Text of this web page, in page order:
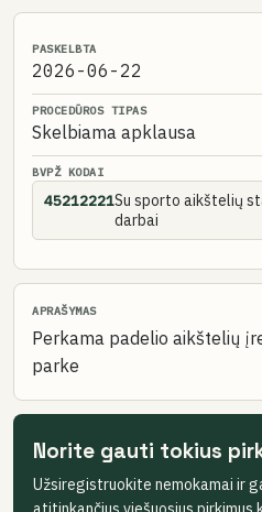
PASKELBTA
2026-06-22
PROCEDŪROS TIPAS
Skelbiama apklausa
BVPŽ KODAI
45212221Su sporto aikštelių
darbai
APRAŠYMAS
Perkama padelio aikštelių
parke
Norite gauti tokius
Užsiregistruokite nemokamai ir